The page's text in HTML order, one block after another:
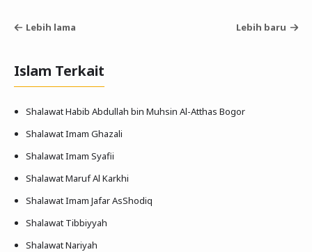
Lebih lama Lebih baru
Islam Terkait
Shalawat Habib Abdullah bin Muhsin Al-Atthas Bogor
Shalawat Imam Ghazali
Shalawat Imam Syafii
Shalawat Maruf Al Karkhi
Shalawat Imam Jafar AsShodiq
Shalawat Tibbiyyah
Shalawat Nariyah